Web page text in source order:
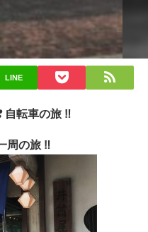
LINE
自転車の旅 ‼︎
周の旅 ‼︎